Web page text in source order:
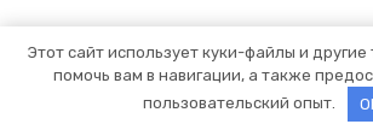
Этот сайт использует куки-файлы и другие
помочь вам в навигации, а также
пользовательский опыт.